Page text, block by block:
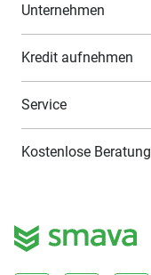
Unternehmen
Kredit aufnehmen
Service
Kostenlose Beratung